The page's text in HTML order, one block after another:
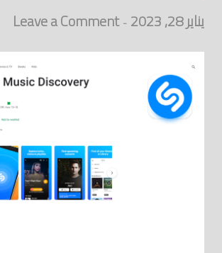
يناير 28, 2023 -
Leave a Comment